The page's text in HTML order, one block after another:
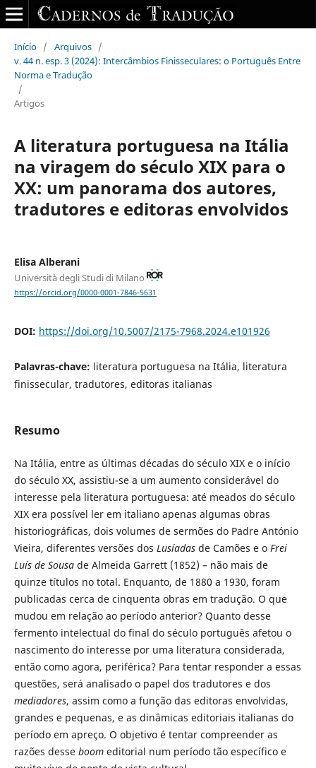
Início / Arquivos /
v. 44 n. esp. 3 (2024): Intercâmbios Finisseculares: o Português Entre
Norma e Tradução
/
Artigos
A literatura portuguesa na Itália
na viragem do século XIX para o
XX: um panorama dos autores,
tradutores e editoras envolvidos
Elisa Alberani
Università degli Studi di Milano
https://orcid.org/0000-0001-7846-5631
DOI: https://doi.org/10.5007/2175-7968.2024.e101926
Palavras-chave: literatura portuguesa na Itália, literatura
finissecular, tradutores, editoras italianas
Resumo
Na Itália, entre as últimas décadas do século XIX e o início
do século XX, assistiu-se a um aumento considerável do
interesse pela literatura portuguesa: até meados do século
XIX era possível ler em italiano apenas algumas obras
historiográficas, dois volumes de sermões do Padre António
Vieira, diferentes versões dos Lusíadasde Camões e o Frei
Luís de Sousade Almeida Garrett (1852) – não mais de
quinze títulos no total. Enquanto, de 1880 a 1930, foram
publicadas cerca de cinquenta obras em tradução. O que
mudou em relação ao período anterior? Quanto desse
fermento intelectual do final do século português afetou o
nascimento do interesse por uma literatura considerada,
então como agora, periférica? Para tentar responder a essas
questões, será analisado o papel dos tradutores e dos
mediadores, assim como a função das editoras envolvidas,
grandes e pequenas, e as dinâmicas editoriais italianas do
período em apreço. O objetivo é tentar compreender as
razões desse boomeditorial num período tão específico e